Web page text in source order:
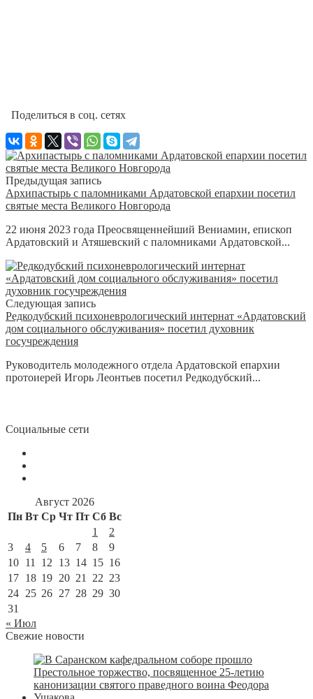
Поделиться в соц. сетях
Предыдущая запись
Архипастырь с паломниками Ардатовской епархии посетил
святые места Великого Новгорода
22 июня 2023 года Преосвященнейший Вениамин, епископ
Ардатовский и Атяшевский с паломниками Ардатовской...
Следующая запись
Редкодубский психоневрологический интернат «Ардатовский
дом социального обслуживания» посетил духовник
госучреждения
Руководитель молодежного отдела Ардатовской епархии
протоиерей Игорь Леонтьев посетил Редкодубский...
Социальные сети
Август 2026
Пн Вт Ср Чт Пт Сб Вс
1
2
3
4 5 6 7 8
9
10 11 12 13 14 15 16
17 18 19 20 21 22 23
24 25 26 27 28 29 30
31
« Июл
Свежие новости